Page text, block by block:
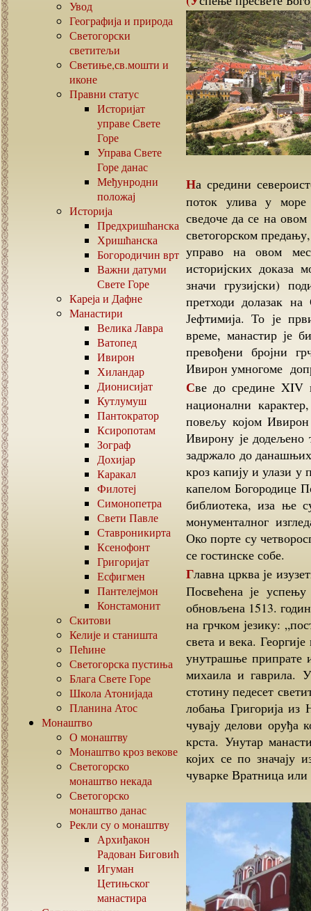
Увод
Географија и природа
Светогорски
светитељи
Светиње,св.мошти и
иконе
Правни статус
Историјат
управе Свете
Горе
Управа Свете
Горе данас
Међунродни
положај
Историја
Предхришћанска
Хришћанска
Богородичин врт
Важни датуми
Свете Горе
Кареја и Дафне
Манастири
Велика Лавра
Ватопед
Ивирон
Хиландар
Дионисијат
Кутлумуш
Пантократор
Ксиропотам
Зограф
Дохијар
Каракал
Филотеј
Симонопетра
Свети Павле
Ставроникирта
Ксенофонт
Григоријат
Есфигмен
Пантелејмон
Констамонит
Скитови
Келије и станишта
Пећине
Светогорска пустиња
Блага Свете Горе
Школа Атонијада
Планина Атос
Монаштво
О монаштву
Монаштво кроз векове
Светогорско
монаштво некада
Светогорско
монаштво данас
Рекли су о монаштву
Архиђакон
Радован Биговић
Игуман
Цетињског
манастира
На средини североисточне стране полуострва, на месту где се брзи
поток улива у
сведоче да се на
светогорском
управо на овом
историјских
значи грузијски)
претходи долазак
Јефтимија. То је
време, манастир је
превођени бројни
Ивирон умногоме
Све до средине XIV века манастир је задржао претежно грузијски
национални
повељу којом
Ивирону је додељено
задржало до
кроз капију и улази у
капелом Богородице
библиотека, иза ње
монументалног
Око порте су
се гостинске собе.
Главна црква је изузетно здање, како по размерама, тако и по лепоти.
Посвећена је
обновљена 1513.
на грчком језику:
света и века.
унутрашње припрате
михаила и гаврила.
стотину педесет
лобања Григорија
чувају делови оруђа
крста. Унутар
којих се по значају
чуварке Вратница